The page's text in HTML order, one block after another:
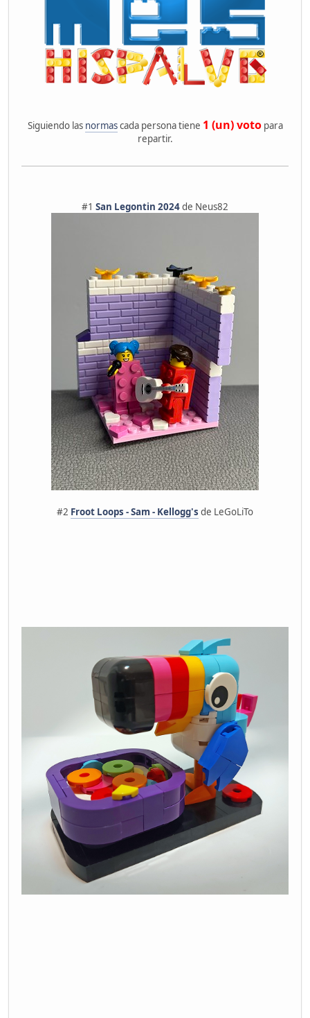
Siguiendo las normascada persona tiene 1 (un) votopara
repartir.
#1 San Legontin 2024de Neus82
#2 Froot Loops - Sam - Kellogg's de LeGoLiTo